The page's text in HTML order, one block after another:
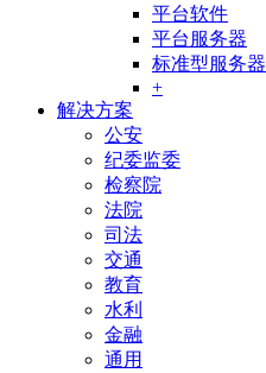
平台软件
平台服务器
标准型服务器
+
解决方案
公安
纪委监委
检察院
法院
司法
交通
教育
水利
金融
通用